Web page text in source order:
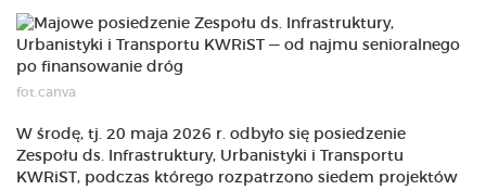
fot.canva
W środę, tj. 20 maja 2026 r. odbyło się posiedzenie
Zespołu ds. Infrastruktury, Urbanistyki i Transportu
KWRiST, podczas którego rozpatrzono siedem projektów